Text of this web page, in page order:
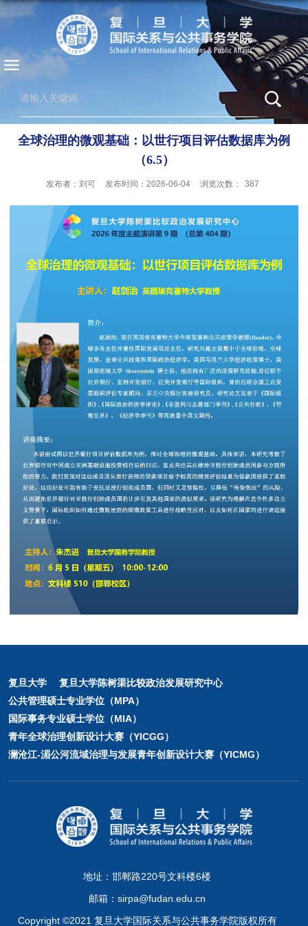
全球治理的微观基础：以世行项目评估数据库为例
（6.5）
发布者：刘可 发布时间：2026-06-04 浏览次数： 387
复旦大学
复旦大学陈树渠比较政治发展研究中心
公共管理硕士专业学位（MPA）
国际事务专业硕士学位（MIA）
青年全球治理创新设计大赛（YICGG）
澜沧江-湄公河流域治理与发展青年创新设计大赛（YICMG）
地址：邯郸路220号文科楼6楼
邮箱：sirpa@fudan.edu.cn
Copyright ©2021 复旦大学国际关系与公共事务学院版权所有